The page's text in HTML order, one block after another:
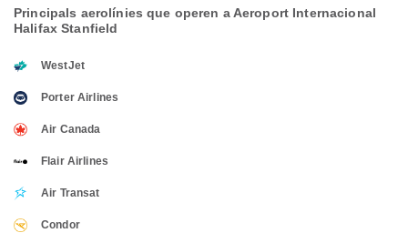
Principals aerolínies que operen a Aeroport Internacional
Halifax Stanfield
WestJet
Porter Airlines
Air Canada
Flair Airlines
Air Transat
Condor